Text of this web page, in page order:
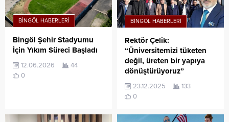
BINGÖL HABERLERI
Bingöl Şehir Stadyumu
İçin Yıkım Süreci Başladı
12.06.2026
44
0
BINGÖL HABERLERI
Rektör Çelik:
“Üniversitemizi tüketen
değil, üreten bir yapıya
dönüştürüyoruz”
23.12.2025
133
0